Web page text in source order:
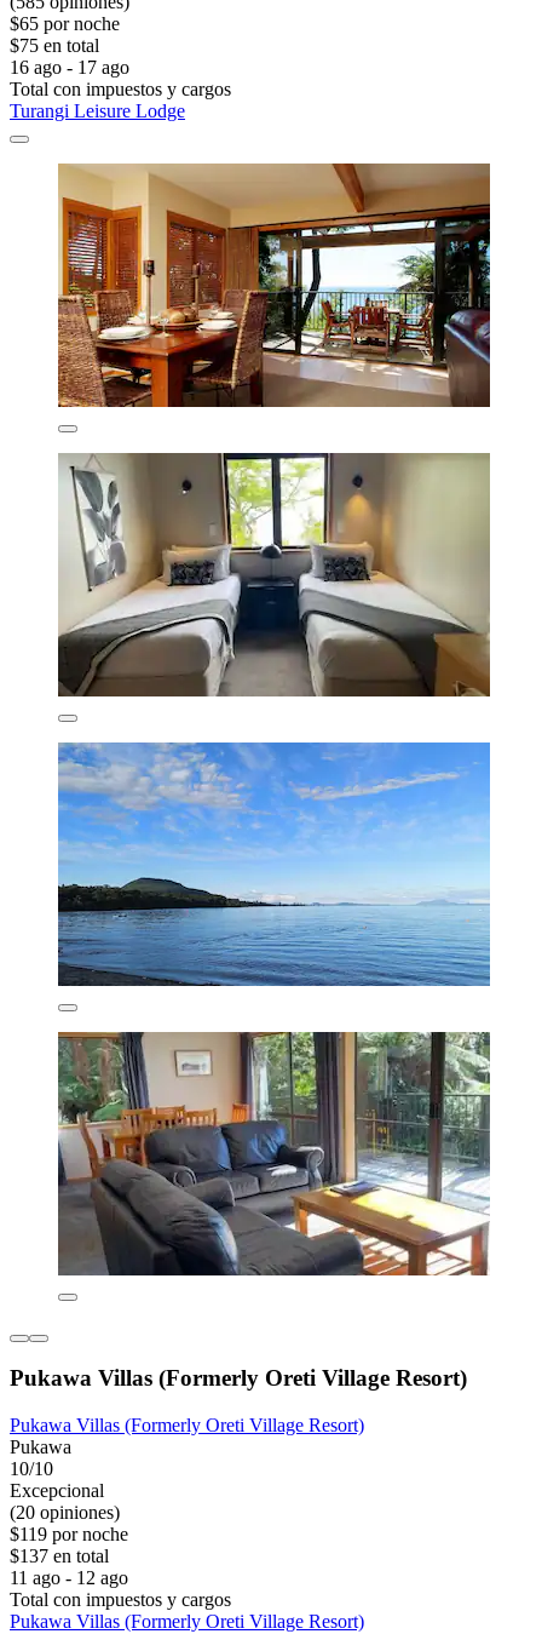
$65 por noche
$75 en total
16 ago - 17 ago
Total con impuestos y cargos
Turangi Leisure Lodge
Pukawa Villas (Formerly Oreti Village Resort)
Pukawa Villas (Formerly Oreti Village Resort)
Pukawa
10/10
Excepcional
(20 opiniones)
$119 por noche
$137 en total
11 ago - 12 ago
Total con impuestos y cargos
Pukawa Villas (Formerly Oreti Village Resort)